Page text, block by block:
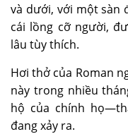
và dưới, với một sàn
cái lồng cỡ người,
lâu tùy thích.
Hơi thở của Roman
này trong nhiều
hộ của chính
đang xảy ra.